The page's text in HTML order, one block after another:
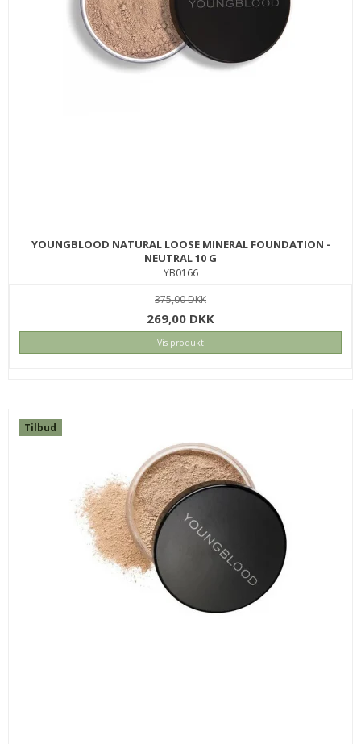
YOUNGBLOOD NATURAL LOOSE MINERAL FOUNDATION -
NEUTRAL 10 G
YB0166
375,00 DKK
269,00 DKK
Vis produkt
Tilbud